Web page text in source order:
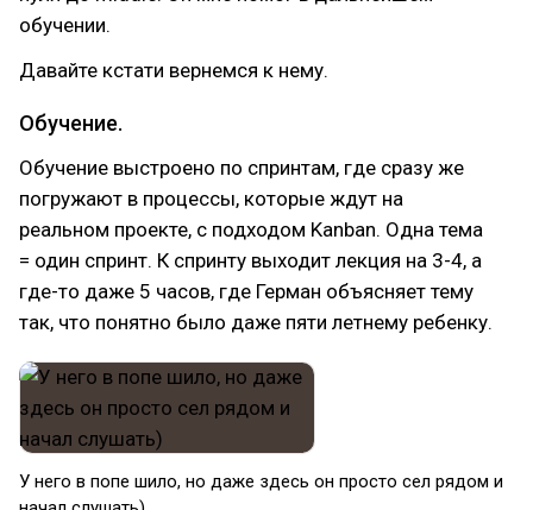
обучении.
Давайте кстати вернемся к нему.
Обучение.
Обучение выстроено по спринтам, где сразу же
погружают в процессы, которые ждут на
реальном проекте, с подходом Kanban. Одна тема
= один спринт. К спринту выходит лекция на 3-4, а
где-то даже 5 часов, где Герман объясняет тему
так, что понятно было даже пяти летнему ребенку.
У него в попе шило, но даже здесь он просто сел рядом и